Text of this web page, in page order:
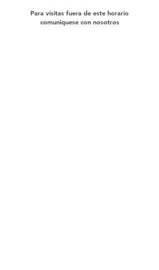
Para visitas fuera de este horario
comuniquese con nosotros